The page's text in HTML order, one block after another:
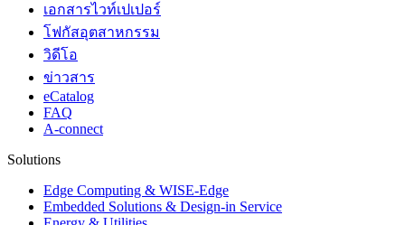
เอกสารไวท์เปเปอร์
โฟกัสอุตสาหกรรม
วิดีโอ
ข่าวสาร
eCatalog
FAQ
A-connect
Solutions
Edge Computing & WISE-Edge
Embedded Solutions & Design-in Service